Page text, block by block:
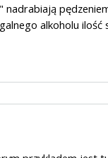
alkoholu ilość